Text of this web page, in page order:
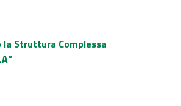
Struttura Complessa